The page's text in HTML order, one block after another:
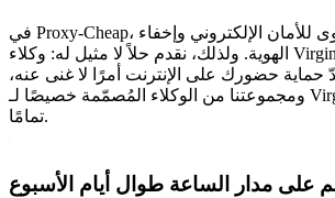
في Proxy-Cheap، ندرك الأهمية القصوى للأمان الإلكتروني وإخفاء
الهوية. ولذلك، نقدم حلاً لا مثيل له: وكلاء Virginia. في ظلّ عالمنا
حماية حضورك على الإنترنت أمرًا لا غنى عنه،
ومجموعتنا من الوكلاء المُصمّمة خصيصًا لـ Virginia تضمن ذلك
تمامًا.
على مدار الساعة طوال أيام الأسبوع